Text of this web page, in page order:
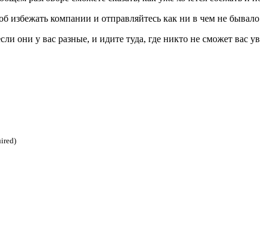
избежать компании и отправляйтесь как ни в чем не
они у вас разные, и идите туда, где никто не сможет вас